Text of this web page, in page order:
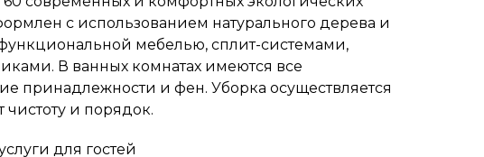
с использованием натурального дерева и
мебелью, сплит-системами,
В ванных комнатах имеются все
принадлежности и фен. Уборка осуществляется
чистоту и порядок.
для гостей